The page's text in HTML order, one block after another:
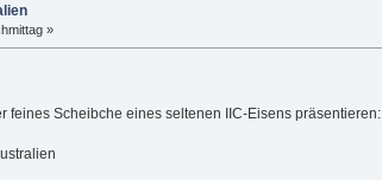
»
feines Scheibche eines seltenen IIC-Eisens präsentieren: